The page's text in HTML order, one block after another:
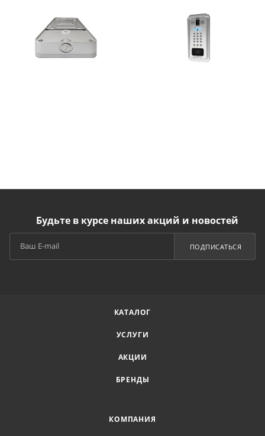
Будьте в курсе наших акций и новостей
ПОДПИСАТЬСЯ
КАТАЛОГ
УСЛУГИ
АКЦИИ
БРЕНДЫ
КОМПАНИЯ